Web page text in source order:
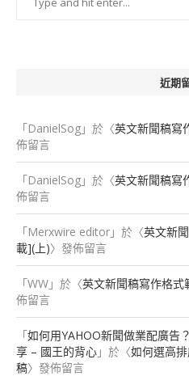
近期
「DanielSog 」於〈英文新聞稿寫
佈留言
「DanielSog 」於〈英文新聞稿寫
佈留言
「Merxwire editor 」於〈英文新
載](上)〉發佈留言
「WW 」於〈英文新聞稿寫作格
佈留言
「如何用YAHOO新聞做業配廣告
享 – 國王的背心 」於〈如何選高
稿〉發佈留言